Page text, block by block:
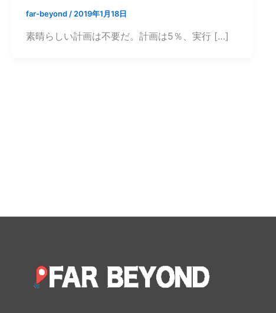
far-beyond / 2019年1月18日
素晴らしい計画は不要だ。計画は5％、実行 […]